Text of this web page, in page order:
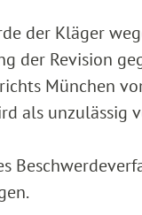
der Kläger
der Revision
München
als unzulässig